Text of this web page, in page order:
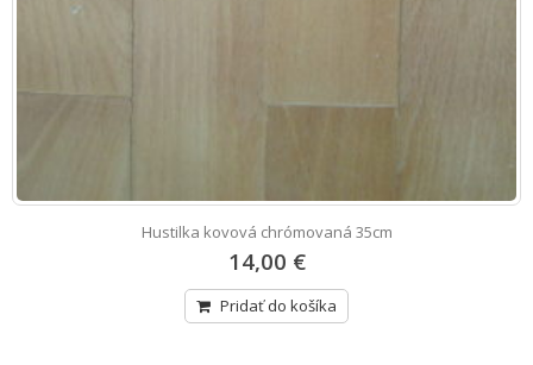
Hustilka kovová chrómovaná 35cm
14,00 €
Pridať do košíka